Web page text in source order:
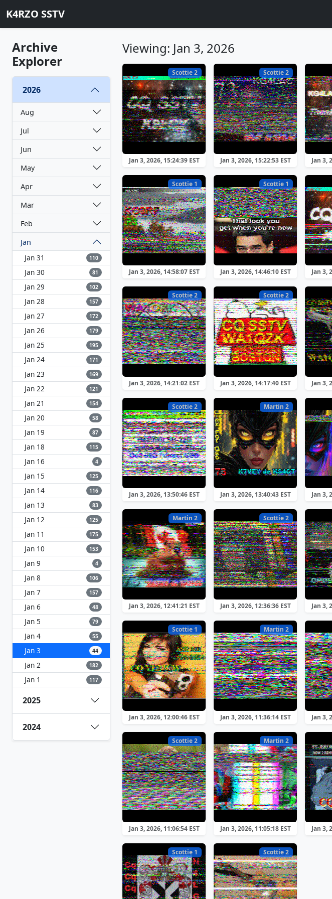
K4RZO SSTV
Archive
Explorer
2026
Aug
Jul
Jun
May
Apr
Mar
Feb
Jan
Jan 31
110
Jan 30 81
Jan 29 102
Jan 28 157
Jan 27 172
Jan 26 179
Jan 25 195
Jan 24 171
Jan 23 169
Jan 22 121
Jan 21 154
Jan 20 58
Jan 19 87
Jan 18 115
Jan 16 4
Jan 15 125
Jan 14 116
Jan 13 83
Jan 12 125
Jan 11 175
Jan 10 153
Jan 9 4
Jan 8 106
Jan 7 157
Jan 6 48
Jan 5 79
Jan 4 55
Jan 3 44
Jan 2 182
Jan 1 117
2025
2024
Viewing: Jan 3, 2026
Scottie 2
Jan 3, 2026, 15:24:39 EST
Scottie 2
Jan 3, 2026, 15:22:53 EST Jan 3,
Scottie 1
Jan 3, 2026, 14:58:07 EST
Scottie 1
Jan 3, 2026, 14:46:10 EST Jan 3,
Scottie 2
Jan 3, 2026, 14:21:02 EST
Scottie 2
Jan 3, 2026, 14:17:40 EST Jan 3,
Scottie 2
Jan 3, 2026, 13:50:46 EST
Martin 2
Jan 3, 2026, 13:40:43 EST Jan 3,
Martin 2
Jan 3, 2026, 12:41:21 EST
Scottie 2
Jan 3, 2026, 12:36:36 EST Jan 3,
Scottie 1
Jan 3, 2026, 12:00:46 EST
Martin 2
Jan 3, 2026, 11:36:14 EST Jan 3,
Scottie 2
Jan 3, 2026, 11:06:54 EST
Martin 2
Jan 3, 2026, 11:05:18 EST Jan 3,
Scottie 1 Scottie 2